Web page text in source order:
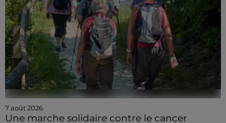
7 août 2026
Une marche solidaire contre le cancer